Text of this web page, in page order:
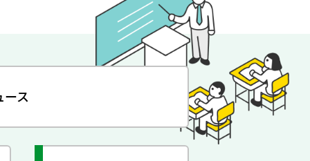
ース